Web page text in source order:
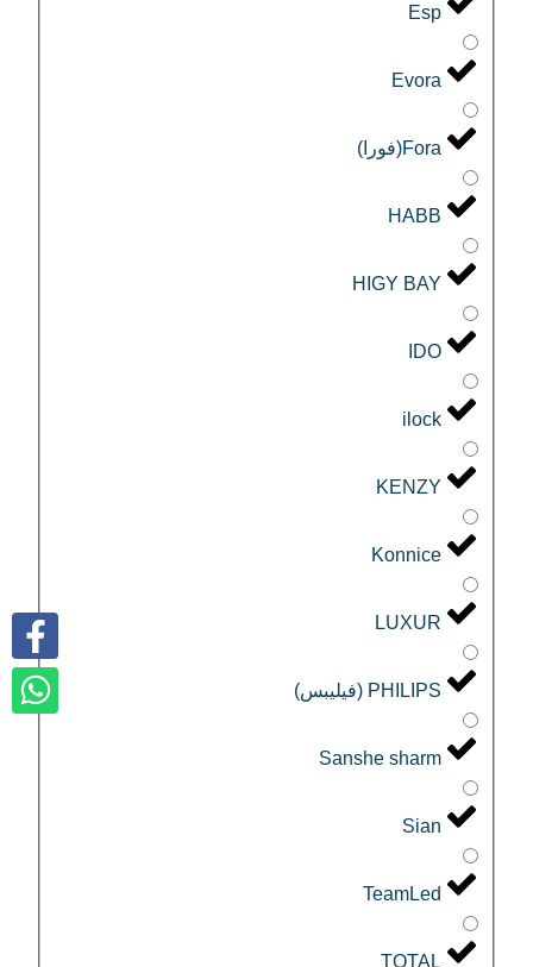
Esp
Evora
Fora(فورا)
HABB
HIGY BAY
IDO
ilock
KENZY
Konnice
LUXUR
PHILIPS (فيليبس)
Sanshe sharm
Sian
TeamLed
TOTAL